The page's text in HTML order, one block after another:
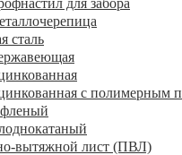
сталь
с полимерным
вытяжной лист (ПВЛ)